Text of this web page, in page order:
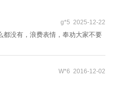
g*5 2025-12-22
都没有，浪费表情，奉劝大家不要
W*6 2016-12-02